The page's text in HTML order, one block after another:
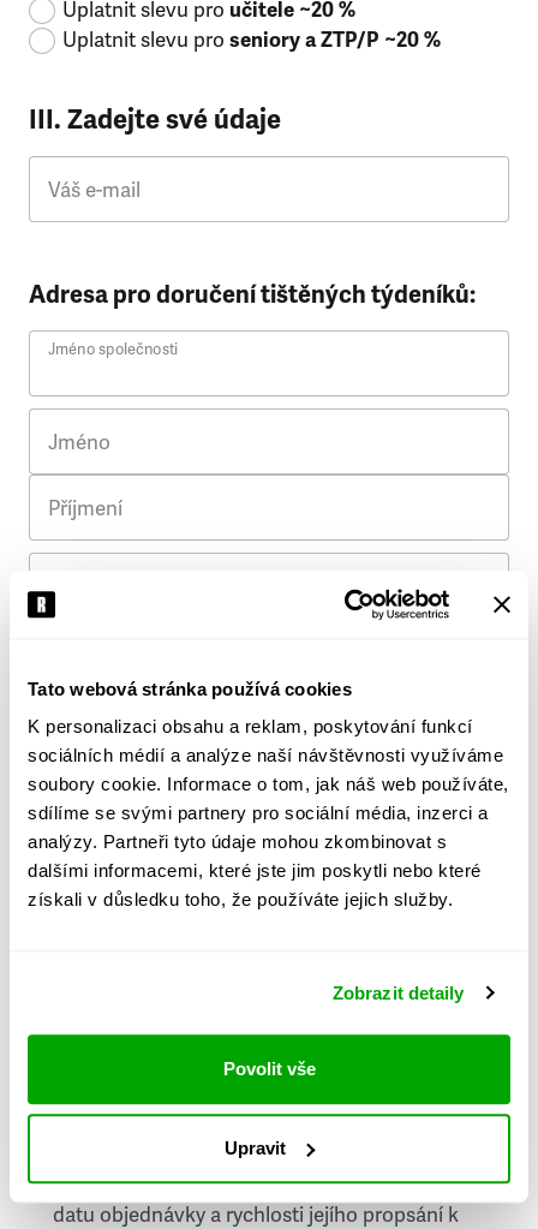
Tato webová stránka používá cookies
K personalizaci obsahu a reklam, poskytování funkcí
sociálních médií a analýze naší návštěvnosti využíváme
soubory cookie. Informace o tom, jak náš web používáte,
sdílíme se svými partnery pro sociální média, inzerci a
analýzy. Partneři tyto údaje mohou zkombinovat s
dalšími informacemi, které jste jim poskytli nebo které
získali v důsledku toho, že používáte jejich služby.
Zobrazit detaily
Povolit vše
Upravit
Uplatnit slevu pro učitele ~20 %
Uplatnit slevu pro seniory a ZTP/P ~20 %
III. Zadejte své údaje
Váš e-mail
Adresa pro doručení tištěných týdeníků:
Jméno společnosti
Jméno
Příjmení
Ulice
Město
PSČ
Stát
doručování týdeníku Respekt v tištěné verzi, na
první vydání ve vaší schránce se můžete těšit
příští, nejpozději přespříští týden (v závislosti na
datu objednávky a rychlosti jejího propsání k